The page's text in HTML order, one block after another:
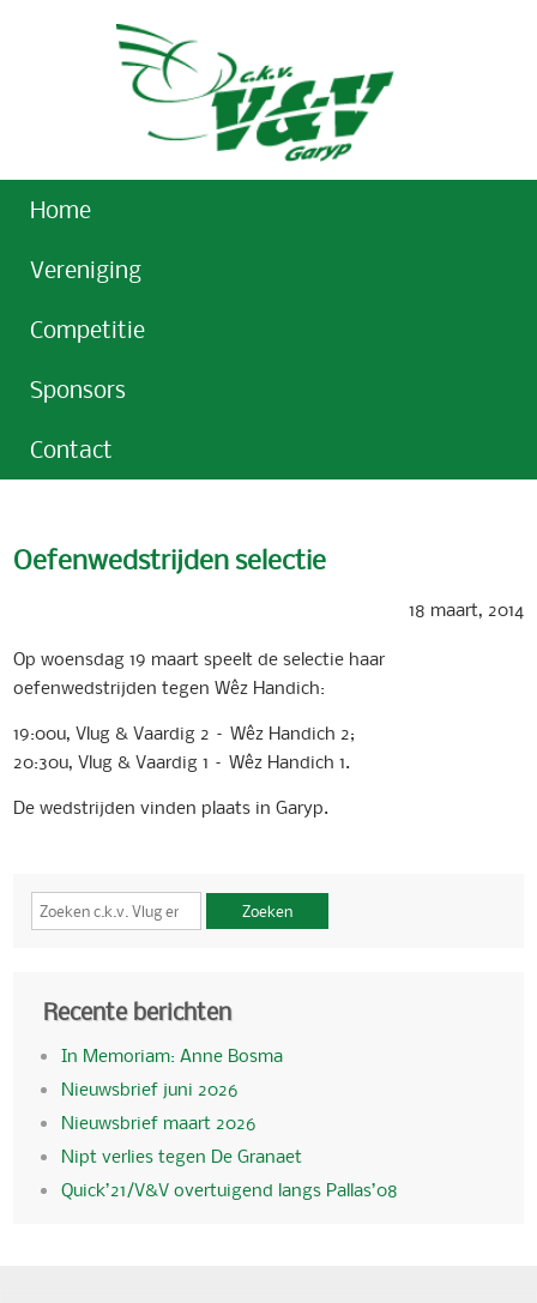
Home
Vereniging
Competitie
Sponsors
Contact
Oefenwedstrijden selectie
18 maart, 2014
Op woensdag 19 maart speelt de selectie haar
oefenwedstrijden tegen Wêz Handich:
19:00u, Vlug & Vaardig 2 – Wêz Handich 2;
20:30u, Vlug & Vaardig 1 – Wêz Handich 1.
De wedstrijden vinden plaats in Garyp.
Zoeken
Recente berichten
In Memoriam: Anne Bosma
Nieuwsbrief juni 2026
Nieuwsbrief maart 2026
Nipt verlies tegen De Granaet
Quick’21/V&V overtuigend langs Pallas’08